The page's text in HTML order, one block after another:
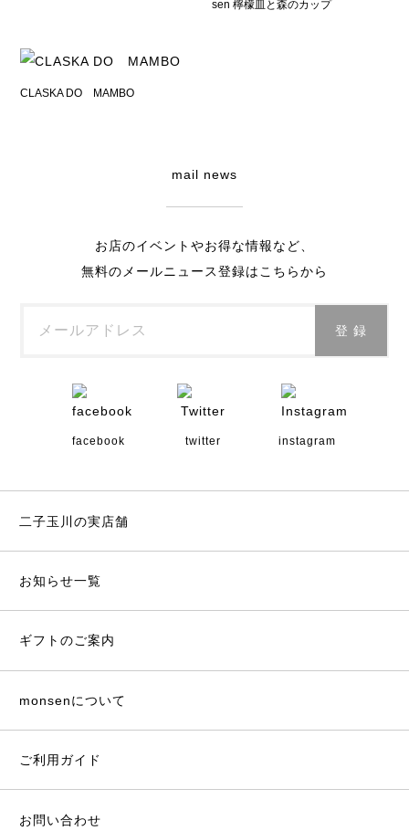
sen 檸檬皿と森のカップ
CLASKA DO MAMBO
mail news
お店のイベントやお得な情報など、
無料のメールニュース登録はこちらから
メールアドレス 登 録
facebook twitter instagram
二子玉川の実店舗
お知らせ一覧
ギフトのご案内
monsenについて
ご利用ガイド
お問い合わせ